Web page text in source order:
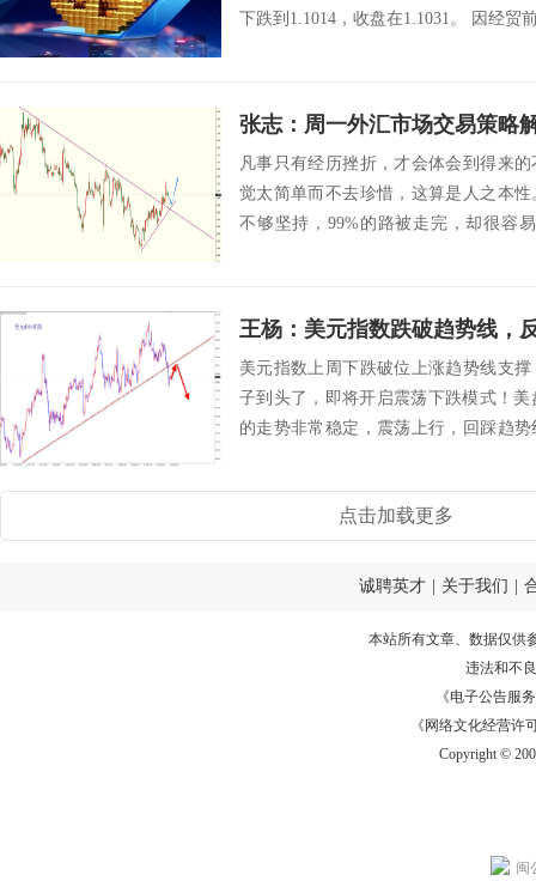
下跌到1.1014，收盘在1.1031。 因经贸
张志：周一外汇市场交易策略
凡事只有经历挫折，才会体会到得来
觉太简单而不去珍惜，这算是人之本
不够坚持，99%的路被走完，却很容
王杨：美元指数跌破趋势线，
美元指数上周下跌破位上涨趋势线支
子到头了，即将开启震荡下跌模式！
的走势非常稳定，震荡上行，回踩趋
点击加载更多
诚聘英才 关于我们
本站所有文章、数据仅供
违法和不
《电子公告服务
《网络文化经营许
Copyright ©
闽